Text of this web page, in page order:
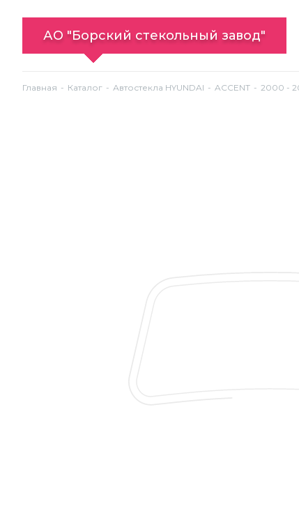
АО "Борский стекольный завод"
Главная Каталог Автостекла HYUNDAI ACCENT 2000 -